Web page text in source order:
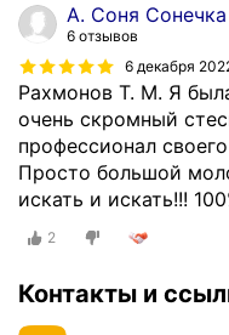
А. Соня Сонечка
6 отзывов
6 декабря
Рахмонов Т. М. Я
очень скромный
профессионал
Просто большой
искать и искать!!!
2
Контакты и